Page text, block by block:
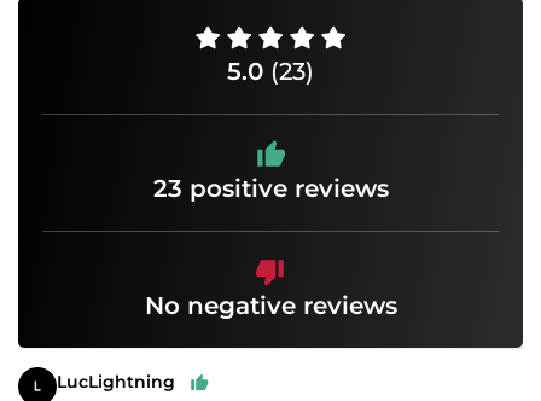
5.0 (23)
23 positive reviews
No negative reviews
LucLightning